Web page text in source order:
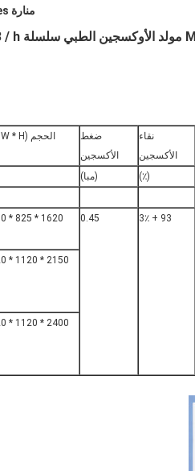
منارة Medaes مولد الأوكسجين الطبي
نقاء
الأكسجين
ضغط
الأكسجين
الحجم (L * W * H)
(٪) (مبا)
93 + 3٪ 0.45
1620 * 825 * 1680
2150 * 1120 * 1820
2400 * 1120 * 1820